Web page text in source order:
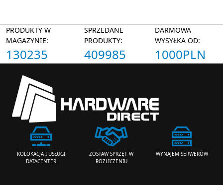
PRODUKTY W
MAGAZYNIE:
130235
SPRZEDANE
PRODUKTY:
409985
DARMOWA
WYSYŁKA OD:
1000PLN
KOLOKACJA I USŁUGI
DATACENTER
ZOSTAW SPRZĘT W
ROZLICZENIU
WYNAJEM SERWERÓW